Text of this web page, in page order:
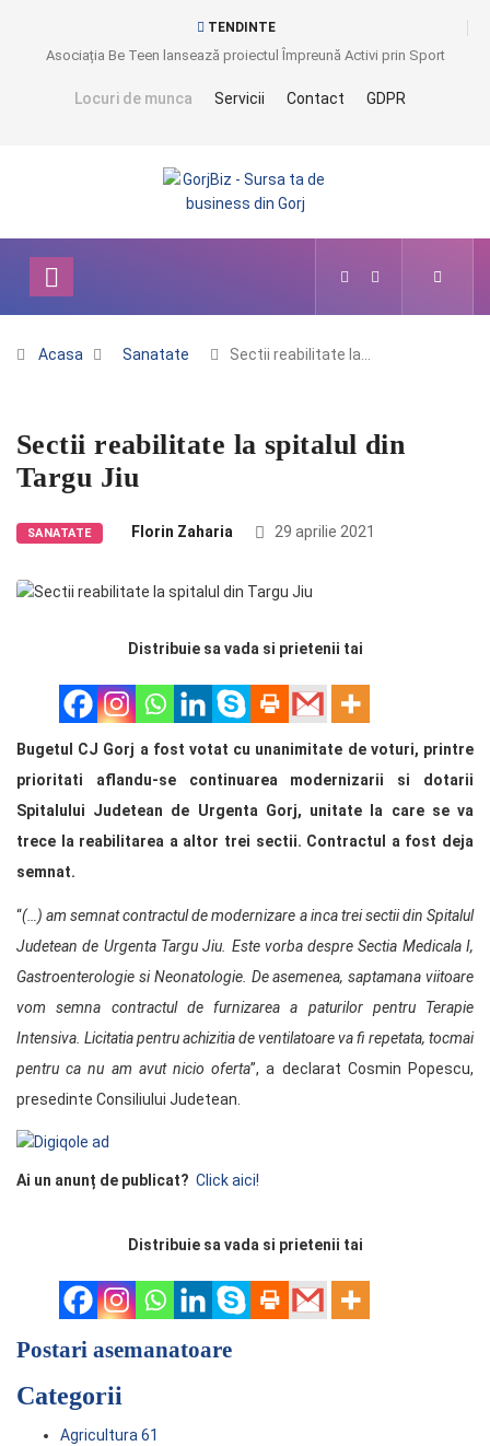
TENDINTE
Asociația Be Teen lansează proiectul Împreună Activi prin Sport
Locuri de munca Servicii Contact GDPR
Acasa Sanatate Sectii reabilitate la…
Sectii reabilitate la spitalul din
Targu Jiu
SANATATE Florin Zaharia 29 aprilie 2021
Distribuie sa vada si prietenii tai
Bugetul CJ Gorj a fost votat cu unanimitate de voturi, printre
prioritati aflandu-se continuarea modernizarii si dotarii
Spitalului Judetean de Urgenta Gorj, unitate la care se va
trece la reabilitarea a altor trei sectii. Contractul a fost deja
semnat.
“(…) am semnat contractul de modernizare a inca trei sectii din Spitalul
Judetean de Urgenta Targu Jiu. Este vorba despre Sectia Medicala I,
Gastroenterologie si Neonatologie. De asemenea, saptamana viitoare
vom semna contractul de furnizarea a paturilor pentru Terapie
Intensiva. Licitatia pentru achizitia de ventilatoare va fi repetata, tocmai
pentru ca nu am avut nicio oferta”, a declarat Cosmin Popescu,
presedinte Consiliului Judetean.
Ai un anunț de publicat? Click aici!
Distribuie sa vada si prietenii tai
Postari asemanatoare
Categorii
Agricultura61